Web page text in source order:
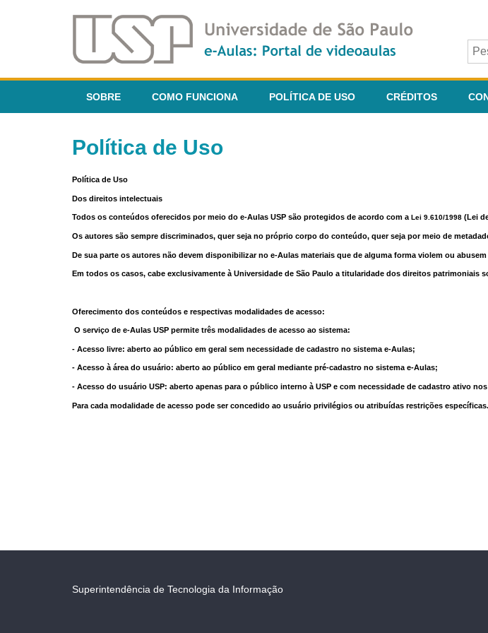
SOBRE COMO FUNCIONA POLÍTICA DE USO CRÉDITOS
Política de Uso
Política de Uso
Dos direitos intelectuais
Todos os conteúdos oferecidos por meio do e-Aulas USP são protegidos de acordo com a Lei 9.610/1998 (Lei
Os autores são sempre discriminados, quer seja no próprio corpo do conteúdo, quer seja por meio de
De sua parte os autores não devem disponibilizar no e-Aulas materiais que de alguma forma violem ou
Em todos os casos, cabe exclusivamente à Universidade de São Paulo a titularidade dos direitos
Oferecimento dos conteúdos e respectivas modalidades de acesso:
O serviço de e-Aulas USP permite três modalidades de acesso ao sistema:
- Acesso livre: aberto ao público em geral sem necessidade de cadastro no sistema e-Aulas;
- Acesso à área do usuário: aberto ao público em geral mediante pré-cadastro no sistema e-Aulas;
- Acesso do usuário USP: aberto apenas para o público interno à USP e com necessidade de cadastro ativo nos
Para cada modalidade de acesso pode ser concedido ao usuário privilégios ou atribuídas restrições específicas.
Superintendência de Tecnologia da Informação